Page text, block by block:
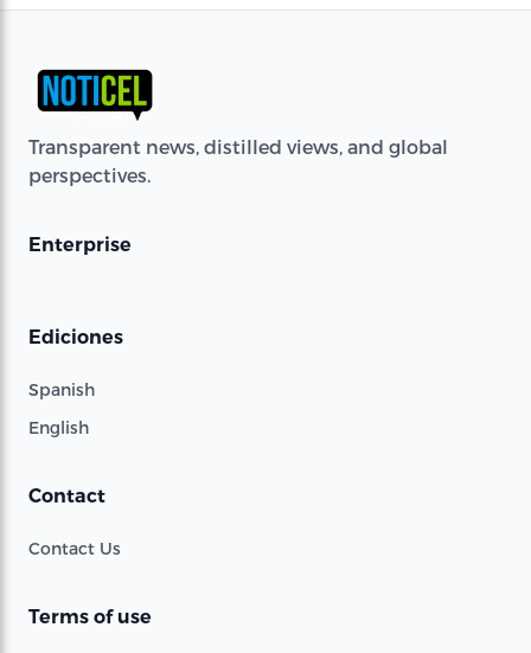
Transparent news, distilled views, and global
perspectives.
Enterprise
Ediciones
Spanish
English
Contact
Contact Us
Terms of use